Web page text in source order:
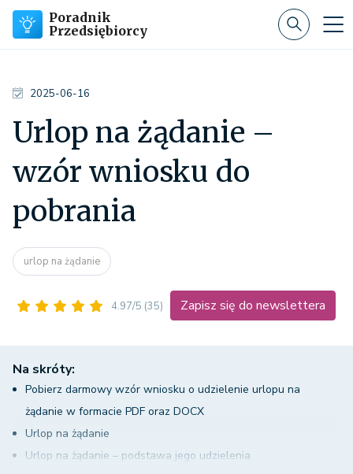
Poradnik
Przedsiębiorcy
2025-06-16
Urlop na żądanie –
wzór wniosku do
pobrania
urlop na żądanie
4.97/5 (35) Zapisz się do newslettera
Na skróty:
Pobierz darmowy wzór wniosku o udzielenie urlopu na
żądanie w formacie PDF oraz DOCX
Urlop na żądanie
Urlop na żądanie – podstawa jego udzielenia